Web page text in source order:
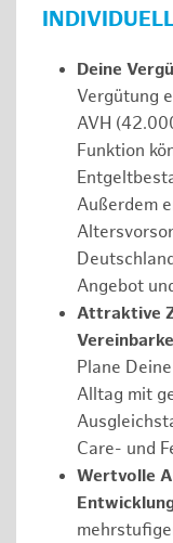
Deine
Vergütung
AVH
Funktion
Außerdem
Angebot
Attraktive
Plane
Alltag mit
Care- und
Wertvolle